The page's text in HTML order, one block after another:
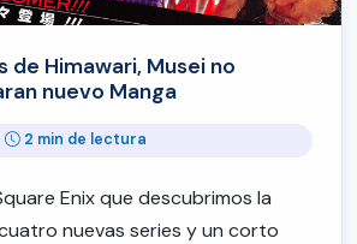
de Himawari, Musei no
nuevo Manga
2 min de lectura
Enix que descubrimos la
nuevas series y un corto